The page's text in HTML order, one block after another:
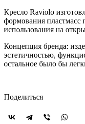
Кресло Raviolo
формования пластмасс
использования на
Концепция бренда:
эстетичностью,
остальное было бы
Поделиться